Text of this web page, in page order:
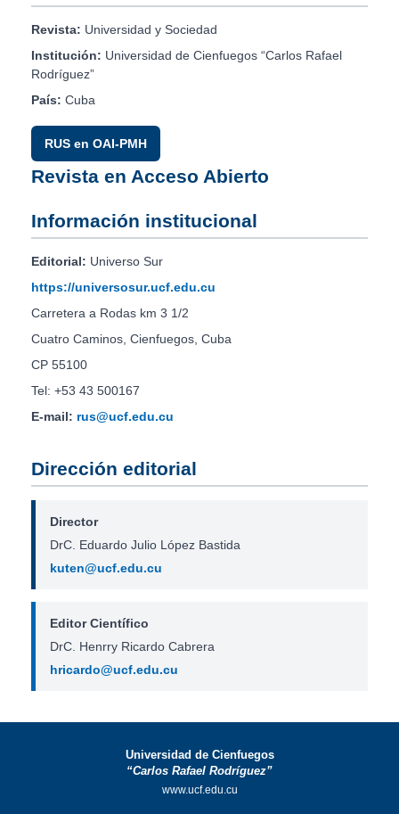
Revista: Universidad y Sociedad
Institución: Universidad de Cienfuegos “Carlos Rafael
Rodríguez”
País: Cuba
RUS en OAI-PMH
Revista en Acceso Abierto
Información institucional
Editorial: Universo Sur
https://universosur.ucf.edu.cu
Carretera a Rodas km 3 1/2
Cuatro Caminos, Cienfuegos, Cuba
CP 55100
Tel: +53 43 500167
E-mail: rus@ucf.edu.cu
Dirección editorial
Director
DrC. Eduardo Julio López Bastida
kuten@ucf.edu.cu
Editor Científico
DrC. Henrry Ricardo Cabrera
hricardo@ucf.edu.cu
Universidad de Cienfuegos
“Carlos Rafael Rodríguez”
www.ucf.edu.cu